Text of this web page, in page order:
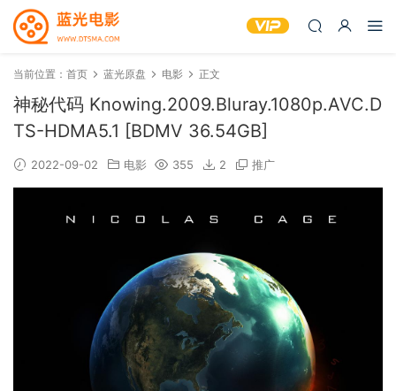
当前位置： 首页 蓝光原盘 电影 正文
神秘代码 Knowing.2009.Bluray.1080p.AVC.D
TS-HDMA5.1 [BDMV 36.54GB]
2022-09-02 电影 355 2 推广